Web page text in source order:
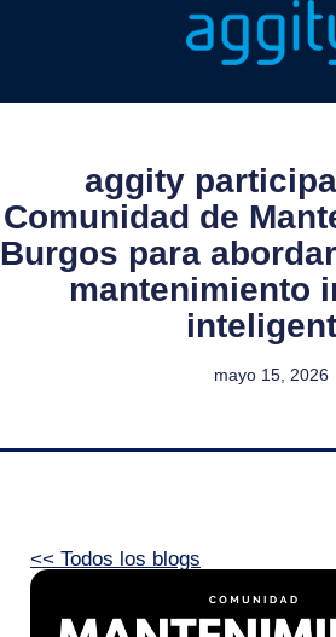
aggity
Comunidad de
Burgos para
mantenimiento
mayo 15, 2026
<< Todos los blogs